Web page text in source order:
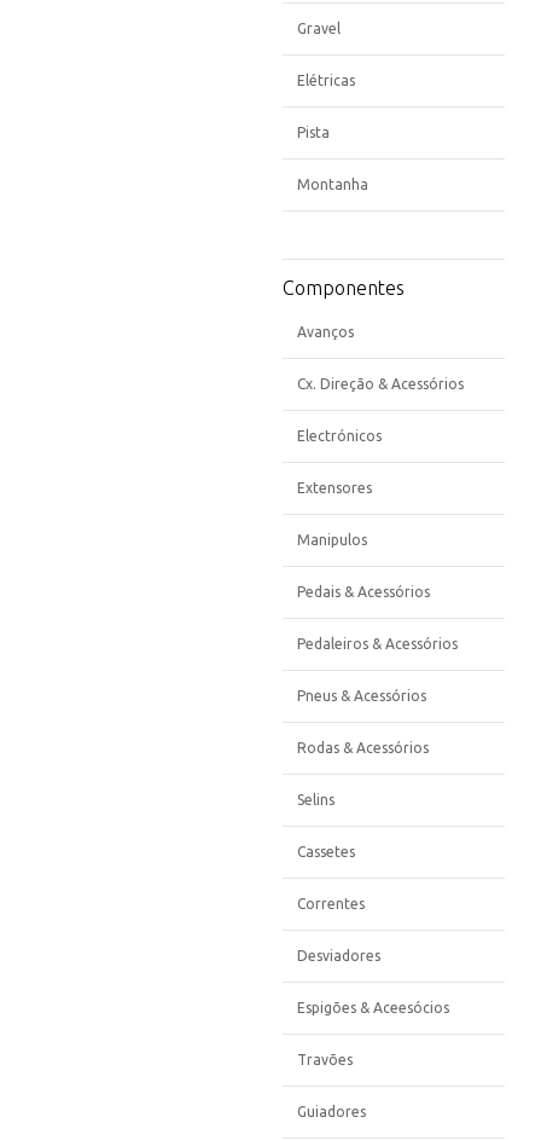
Gravel
Elétricas
Pista
Montanha
Componentes
Avanços
Cx. Direção & Acessórios
Electrónicos
Extensores
Manipulos
Pedais & Acessórios
Pedaleiros & Acessórios
Pneus & Acessórios
Rodas & Acessórios
Selins
Cassetes
Correntes
Desviadores
Espigões & Aceesócios
Travões
Guiadores